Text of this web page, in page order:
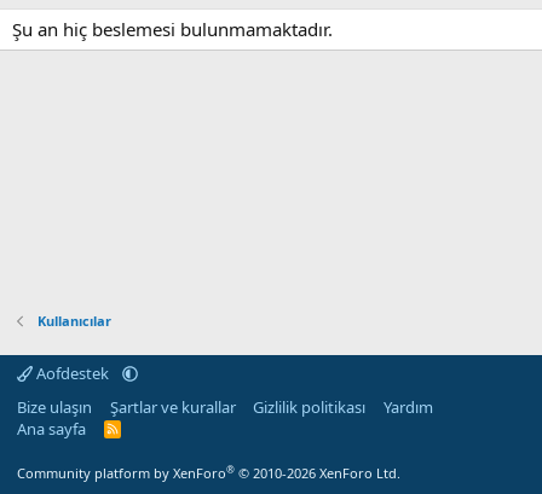
Şu an hiç beslemesi bulunmamaktadır.
Kullanıcılar
Aofdestek
Bize ulaşın
Şartlar ve kurallar Gizlilik politikası
Yardım
Ana sayfa
R
Community platform by XenForo® © 2010-2026 XenForo Ltd.